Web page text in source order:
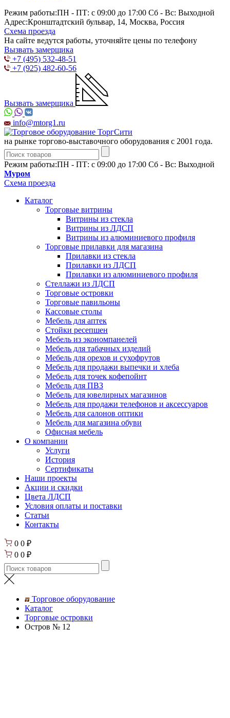
Режим работы:ПН - ПТ: с 09:00 до 17:00 Сб - Вс: Выходной
Адрес:Кронштадтский бульвар, 14, Москва, Россия
Схема проезда
На сайте ведутся работы, уточняйте цены по телефону
Вызвать замерщика
+7 (495) 532-48-51
+7 (925) 482-60-56
Вызвать замерщика
info@mtorg1.ru
на рынке торгово-выставочного оборудования с 2001 года.
Режим работы:ПН - ПТ: с 09:00 до 17:00 Сб - Вс: Выходной
Муром
Схема проезда
Каталог
Торговые витрины
Витрины из cтекла
Витрины из ЛДСП
Витрины из алюминиевого профиля
Торговые прилавки для магазина
Прилавки из стекла
Прилавки из ЛДСП
Прилавки из алюминиевого профиля
Стеллажи из ЛДСП
Торговые островки
Торговые павильоны
Кассовые столы
Мебель для аптек
Стойки ресепшен
Мебель из экономпанелей
Мебель для табачных изделий
Мебель для орехов и сухофрутов
Мебель для продажи выпечки и хлеба
Мебель для точек кофепойнт
Мебель для ПВЗ
Мебель для ювелирных магазинов
Мебель для продажи телефонов и аксессуаров
Мебель для салонов оптики
Мебель для магазина обуви
Офисная мебель
О компании
Услуги
История
Сертификаты
Наши проекты
Акции и скидки
Цвета ЛДСП
Условия оплаты и поставки
Статьи
Контакты
0 0 ₽
0 0 ₽
Торговое оборудование
Каталог
Торговые островки
Остров № 12